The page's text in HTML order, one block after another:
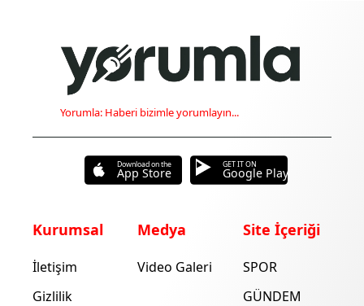
Yorumla: Haberi bizimle yorumlayın...
Download on the
App Store
GET IT ON
Google Play
Kurumsal
İletişim
Gizlilik
Medya
Video Galeri
Site İçeriği
SPOR
GÜNDEM